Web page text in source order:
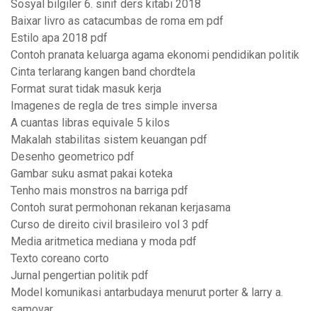
Sosyal bilgiler 6. sınıf ders kitabı 2018
Baixar livro as catacumbas de roma em pdf
Estilo apa 2018 pdf
Contoh pranata keluarga agama ekonomi pendidikan politik
Cinta terlarang kangen band chordtela
Format surat tidak masuk kerja
Imagenes de regla de tres simple inversa
A cuantas libras equivale 5 kilos
Makalah stabilitas sistem keuangan pdf
Desenho geometrico pdf
Gambar suku asmat pakai koteka
Tenho mais monstros na barriga pdf
Contoh surat permohonan rekanan kerjasama
Curso de direito civil brasileiro vol 3 pdf
Media aritmetica mediana y moda pdf
Texto coreano corto
Jurnal pengertian politik pdf
Model komunikasi antarbudaya menurut porter & larry a.